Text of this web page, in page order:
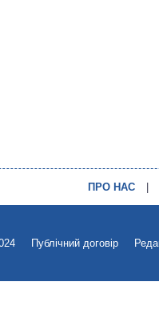
ПРО НАС
Публічний договір